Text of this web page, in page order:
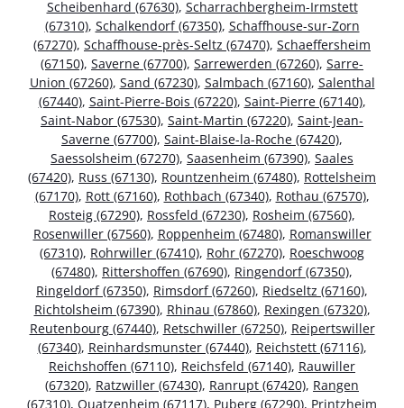
Scheibenhard (67630), Scharrachbergheim-Irmstett
(67310), Schalkendorf (67350), Schaffhouse-sur-Zorn
(67270), Schaffhouse-près-Seltz (67470), Schaeffersheim
(67150), Saverne (67700), Sarrewerden (67260), Sarre-
Union (67260), Sand (67230), Salmbach (67160), Salenthal
(67440), Saint-Pierre-Bois (67220), Saint-Pierre (67140),
Saint-Nabor (67530), Saint-Martin (67220), Saint-Jean-
Saverne (67700), Saint-Blaise-la-Roche (67420),
Saessolsheim (67270), Saasenheim (67390), Saales
(67420), Russ (67130), Rountzenheim (67480), Rottelsheim
(67170), Rott (67160), Rothbach (67340), Rothau (67570),
Rosteig (67290), Rossfeld (67230), Rosheim (67560),
Rosenwiller (67560), Roppenheim (67480), Romanswiller
(67310), Rohrwiller (67410), Rohr (67270), Roeschwoog
(67480), Rittershoffen (67690), Ringendorf (67350),
Ringeldorf (67350), Rimsdorf (67260), Riedseltz (67160),
Richtolsheim (67390), Rhinau (67860), Rexingen (67320),
Reutenbourg (67440), Retschwiller (67250), Reipertswiller
(67340), Reinhardsmunster (67440), Reichstett (67116),
Reichshoffen (67110), Reichsfeld (67140), Rauwiller
(67320), Ratzwiller (67430), Ranrupt (67420), Rangen
(67310), Quatzenheim (67117), Puberg (67290), Printzheim